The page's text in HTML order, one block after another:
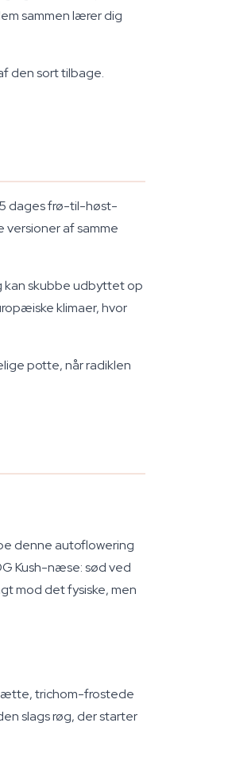
sammen lærer dig
den sort tilbage.
dages frø-til-høst-
af samme
kan skubbe udbyttet op
klimaer, hvor
potte, når radiklen
denne autoflowering
Kush-næse: sød ved
mod det fysiske, men
tætte, trichom-frostede
slags røg, der starter